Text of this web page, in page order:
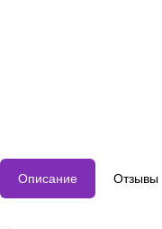
Описание Отзывы